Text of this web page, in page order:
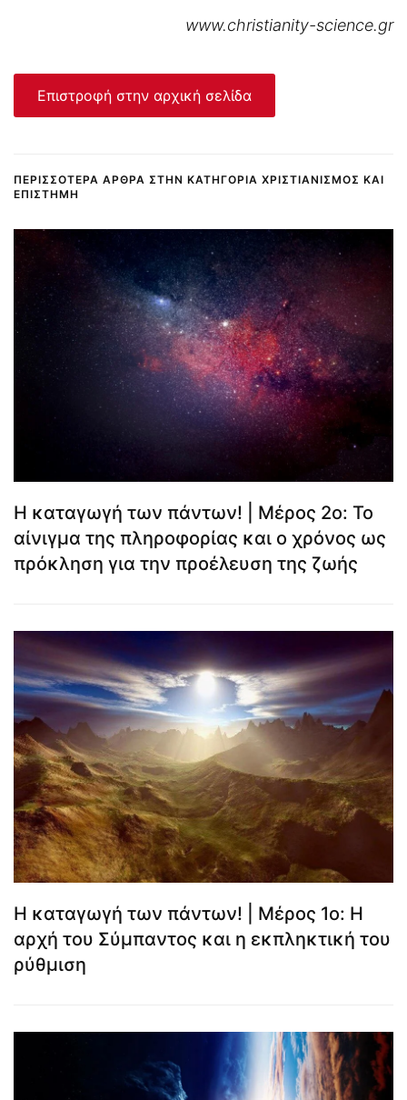
www.christianity-science.gr
Επιστροφή στην αρχική σελίδα
ΠΕΡΙΣΣΌΤΕΡΑ ΆΡΘΡΑ ΣΤΗΝ ΚΑΤΗΓΟΡΊΑ ΧΡΙΣΤΙΑΝΙΣΜΌΣ ΚΑΙ
ΕΠΙΣΤΉΜΗ
Η καταγωγή των πάντων! | Μέρος 2ο: Το
αίνιγμα της πληροφορίας και ο χρόνος ως
πρόκληση για την προέλευση της ζωής
Η καταγωγή των πάντων! | Μέρος 1ο: Η
αρχή του Σύμπαντος και η εκπληκτική του
ρύθμιση